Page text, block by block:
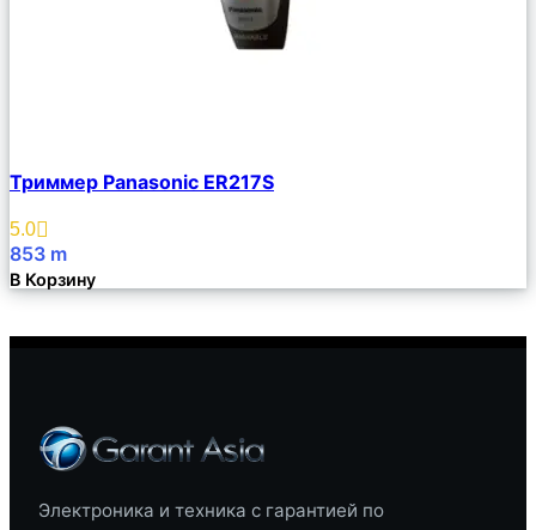
Описание
Избранное
Триммер Panasonic ER217S
5.0
853 m
В Корзину
Электроника и техника с гарантией по